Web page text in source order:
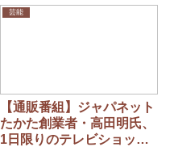
芸能
【通販番組】ジャパネット
たかた創業者・高田明氏、
1日限りのテレビショッピ